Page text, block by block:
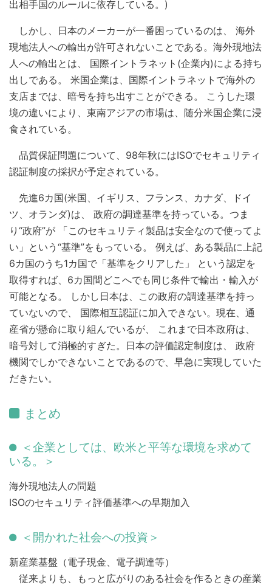
出相手国のルールに依存している。)
しかし、日本のメーカーが一番困っているのは、 海外
現地法人への輸出が許可されないことである。海外現地法
人への輸出とは、 国際イントラネット(企業内)による持ち
出しである。 米国企業は、国際イントラネットで海外の
支店までは、暗号を持ち出すことができる。 こうした環
境の違いにより、東南アジアの市場は、随分米国企業に浸
食されている。
品質保証問題について、98年秋にはISOでセキュリティ
認証制度の採択が予定されている。
先進6カ国(米国、イギリス、フランス、カナダ、ドイ
ツ、オランダ)は、 政府の調達基準を持っている。つま
り“政府”が 「このセキュリティ製品は安全なので使ってよ
い」という“基準”をもっている。 例えば、ある製品に上記
6カ国のうち1カ国で「基準をクリアした」 という認定を
取得すれば、6カ国間どこへでも同じ条件で輸出・輸入が
可能となる。 しかし日本は、この政府の調達基準を持っ
ていないので、 国際相互認証に加入できない。現在、通
産省が懸命に取り組んでいるが、 これまで日本政府は、
暗号対して消極的すぎた。日本の評価認定制度は、 政府
機関でしかできないことであるので、早急に実現していた
だきたい。
まとめ
＜企業としては、欧米と平等な環境を求めて
いる。＞
海外現地法人の問題
ISOのセキュリティ評価基準への早期加入
＜開かれた社会への投資＞
新産業基盤（電子現金、電子調達等）
従来よりも、もっと広がりのある社会を作るときの産業